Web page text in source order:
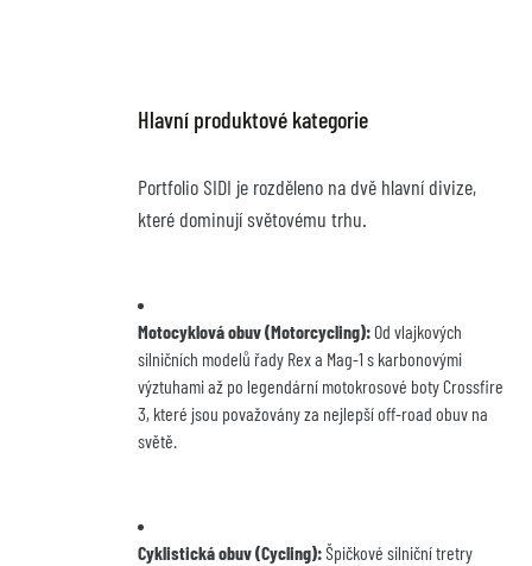
Hlavní produktové kategorie
Portfolio SIDI je rozděleno na dvě hlavní divize,
které dominují světovému trhu.
Motocyklová obuv (Motorcycling): Od vlajkových
silničních modelů řady Rex a Mag-1 s karbonovými
výztuhami až po legendární motokrosové boty Crossfire
3, které jsou považovány za nejlepší off-road obuv na
světě.
Cyklistická obuv (Cycling): Špičkové silniční tretry